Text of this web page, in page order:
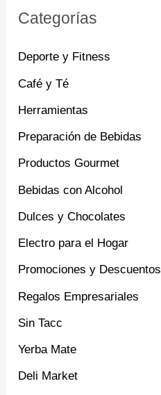
Categorías
Deporte y Fitness
Café y Té
Herramientas
Preparación de Bebidas
Productos Gourmet
Bebidas con Alcohol
Dulces y Chocolates
Electro para el Hogar
Promociones y Descuentos
Regalos Empresariales
Sin Tacc
Yerba Mate
Deli Market